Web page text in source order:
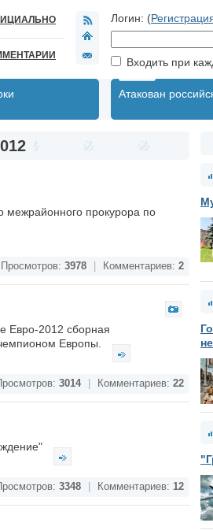
Логин: (
Входить при
Атакован
межрайонного прокурора по
Просмотров: 3978 Комментариев: 2
Евро-2012 сборная
Европы.
Просмотров: 3014 Комментариев: 22
Просмотров: 3348 Комментариев: 12